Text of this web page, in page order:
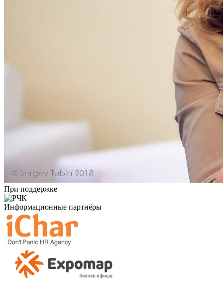
При поддержке
Информационные партнёры